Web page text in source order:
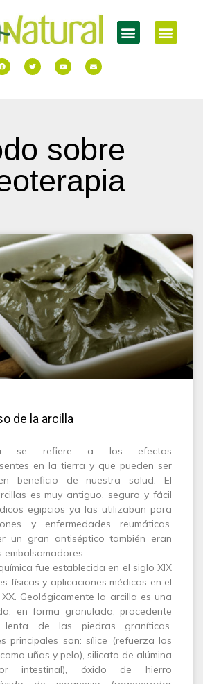
sobre
de la arcilla
se refiere a los efectos
en la tierra y que pueden ser
beneficio de nuestra salud. El
es muy antiguo, seguro y fácil
egipcios ya las utilizaban para
y enfermedades reumáticas.
un gran antiséptico también eran
fue establecida en el siglo XIX
físicas y aplicaciones médicas en el
Geológicamente la arcilla es una
en forma granulada, procedente
de las piedras graníticas.
principales son: sílice (refuerza los
uñas y pelo), silicato de alúmina
intestinal), óxido de hierro